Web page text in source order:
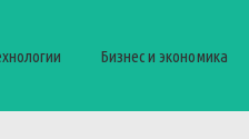
Бизнес и экономика